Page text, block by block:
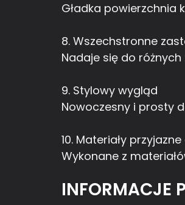
Gładka powierzchnia
8. Wszechstronne
Nadaje się do
9. Stylowy wygląd
Nowoczesny i prosty
10. Materiały
Wykonane z
INFORMACJE